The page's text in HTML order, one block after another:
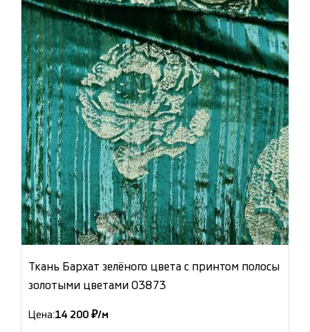
Ткань Бархат зелёного цвета с принтом полосы
золотыми цветами 03873
Цена:14 200 ₽/м